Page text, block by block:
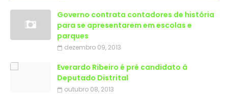
Governo contrata contadores de história
para se apresentarem em escolas e
parques
dezembro 09, 2013
Everardo Ribeiro é pré candidato á
Deputado Distrital
outubro 08, 2013